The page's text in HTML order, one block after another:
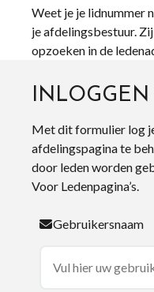
Weet je je lidnummer
je afdelingsbestuur.
opzoeken in de
INLOGGEN
Met dit formulier log
afdelingspagina te
door leden worden
Voor Ledenpagina’s.
Gebruikersnaam